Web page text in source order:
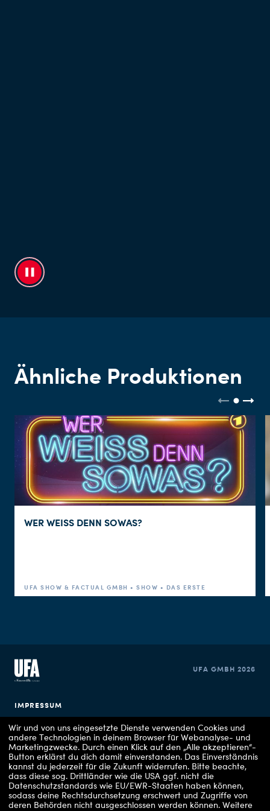
Ähnliche Produktionen
WER WEISS DENN SOWAS?
UFA SHOW & FACTUAL GMBH • SHOW • DAS ERSTE
IMPRESSUM
DATENSCHUTZERKLÄRUNG
COOKIE EINSTELLUNGEN
UFA GMBH 2026
Wir und von uns eingesetzte Dienste verwenden Cookies und
andere Technologien in deinem Browser für Webanalyse- und
Marketingzwecke. Durch einen Klick auf den „Alle akzeptieren“-
Button erklärst du dich damit einverstanden. Das Einverständnis
kannst du jederzeit für die Zukunft widerrufen. Bitte beachte,
dass diese sog. Drittländer wie die USA ggf. nicht die
Datenschutzstandards wie EU/EWR-Staaten haben können,
sodass deine Rechtsdurchsetzung erschwert und Zugriffe von
deren Behörden nicht ausgeschlossen werden können. Weitere